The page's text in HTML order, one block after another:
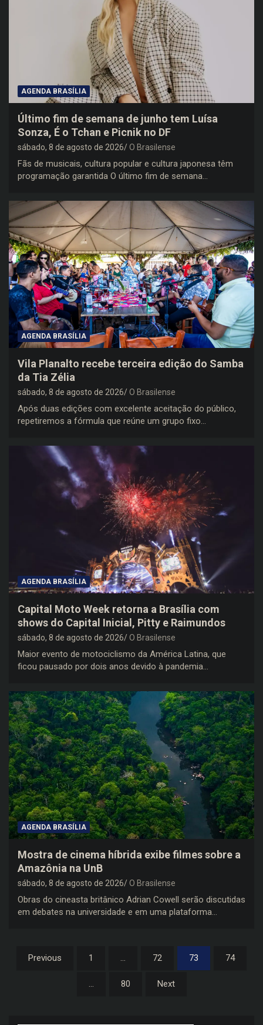
AGENDA BRASÍLIA
Último fim de semana de junho tem Luísa
Sonza, É o Tchan e Picnik no DF
sábado, 8 de agosto de 2026 O Brasilense
Fãs de musicais, cultura popular e cultura japonesa têm
programação garantida O último fim de semana…
AGENDA BRASÍLIA
Vila Planalto recebe terceira edição do Samba
da Tia Zélia
sábado, 8 de agosto de 2026 O Brasilense
Após duas edições com excelente aceitação do público,
repetiremos a fórmula que reúne um grupo fixo…
AGENDA BRASÍLIA
Capital Moto Week retorna a Brasília com
shows do Capital Inicial, Pitty e Raimundos
sábado, 8 de agosto de 2026 O Brasilense
Maior evento de motociclismo da América Latina, que
ficou pausado por dois anos devido à pandemia…
AGENDA BRASÍLIA
Mostra de cinema híbrida exibe filmes sobre a
Amazônia na UnB
sábado, 8 de agosto de 2026 O Brasilense
Obras do cineasta britânico Adrian Cowell serão discutidas
em debates na universidade e em uma plataforma…
Paginação
Previous 1 … 72 73 74
… 80 Next